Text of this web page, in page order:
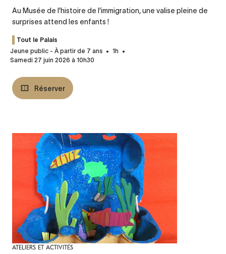
Au Musée de l’histoire de l’immigration, une valise pleine de
surprises attend les enfants !
Tout le Palais
Jeune public - À partir de 7 ans
1h
Samedi 27 juin 2026 à 10h30
Réserver
ATELIERS ET ACTIVITÉS